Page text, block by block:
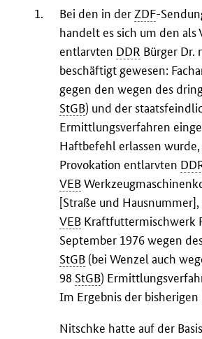
1. Bei den in derZDF-
handelt es sich um den
entlarvten DDR Bürger Dr.
beschäftigt gewesen:
gegen den wegen des
StGB) und der
Ermittlungsverfahren
Haftbefehl erlassen
Provokation entlarvten
VEB
[Straße und
VEB Kraftfuttermischwerk
September 1976 wegen
StGB(bei Wenzel auch
98 StGB)
Im Ergebnis der
Nitschke hatte auf der